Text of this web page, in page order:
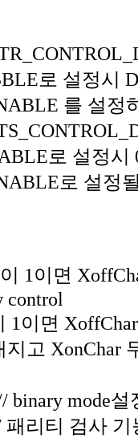
로 설정시
를 설정
로 설정시
로 설정
1이면
control
1이면
고 XonChar
binary mode
리티 검사 기